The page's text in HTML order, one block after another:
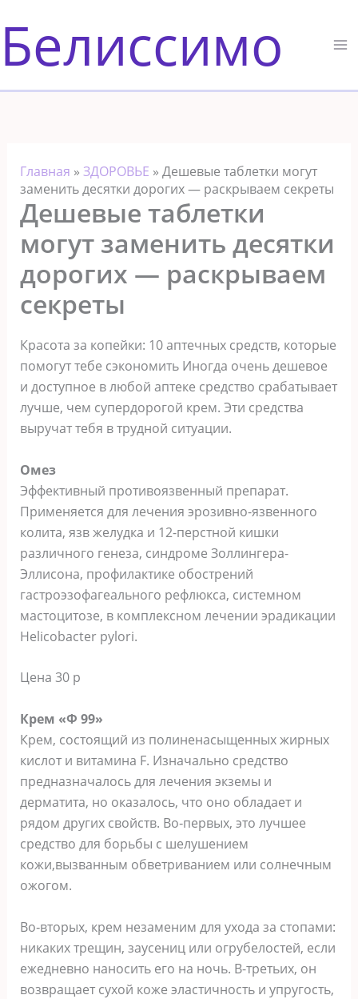
к
содержимому
Белиссимо
Главная » ЗДОРОВЬЕ » Дешeвые таблетки могут
заменить десятки дорогих — раскрываем секреты
Дешeвые таблетки
могут заменить десятки
дорогих — раскрываем
секреты
Красотa за копейки: 10 аптечных средств, которые
помогут тебе сэкономить Иногда очень дешевое
и доступное в любой аптеке средство срабатывает
лучше, чем супердорогой крем. Эти средства
выручат тебя в трудной ситуации.
Омез
Эффективный противоязвенный препарат.
Применяется для лечения эрозивно-язвенного
колита, язв желудка и 12-перстной кишки
различного генеза, синдроме Золлингера-
Эллисона, профилактике обострений
гастроэзофагеального рефлюкса, системном
мастоцитозе, в комплексном лечении эрадикации
Helicobacter pylori.
Цена 30 р
Крем «Ф 99»
Крем, состоящий из полиненасыщенных жирных
кислот и витамина F. Изначально средство
предназначалось для лечения экземы и
дерматита, но оказалось, что оно обладает и
рядом других свойств. Во‑первых, это лучшее
средство для борьбы с шелушением
кожи,вызванным обветриванием или солнечным
ожогом.
Во‑вторых, крем незаменим для ухода за стопами:
никаких трещин, заусениц или огрубелостей, если
ежедневно наносить его на ночь. В-третьих, он
возвращает сухой коже эластичность и упругость,